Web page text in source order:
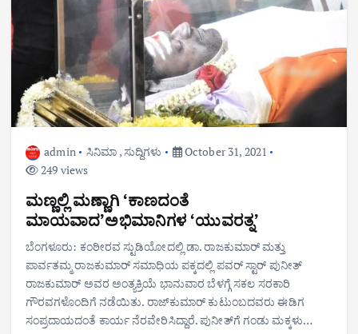
admin ಸಿನಿಮಾ ,ಸುದ್ದಿಗಳು
October 31, 2021
249 views
ಮಣ್ಣಲ್ಲಿ ಮಣ್ಣಾಗಿ ‘ಕಾಣದಂತೆ
ಮಾಯವಾದ’ಅಭಿಮಾನಿಗಳ ‘ಯುವರತ್ನ’
ಬೆಂಗಳೂರು: ಕಂಠೀರವ ಸ್ಟುಡಿಯೋದಲ್ಲಿ ಡಾ. ರಾಜಕುಮಾರ್ ಮತ್ತು
ಪಾರ್ವತಮ್ಮ ರಾಜಕುಮಾರ್ ಸಮಾಧಿಯ ಪಕ್ಕದಲ್ಲಿ ಪವರ್ ಸ್ಟಾರ್ ಪುನೀತ್
ರಾಜಕುಮಾರ್ ಅವರ ಅಂತ್ಯಕ್ರಿಯೆ ಭಾನುವಾರ ಬೆಳಗ್ಗೆ ಸಕಲ ಸರಕಾರಿ
ಗೌರವಗಳೊಂದಿಗೆ ನಡೆಯಿತು. ರಾಜ್​ಕುಮಾರ್​ ಕುಟುಂಬದವರು ಈಡಿಗ
ಸಂಪ್ರದಾಯದಂತೆ ಕಾರ್ಯ ನೆರವೇರಿಸಿದ್ದಾರೆ. ಪುನೀತ್​ಗೆ ಗಂಡು ಮಕ್ಕಳು…